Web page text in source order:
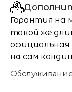
Гарантия на
такой же
официальная
на сам
Обслуживание